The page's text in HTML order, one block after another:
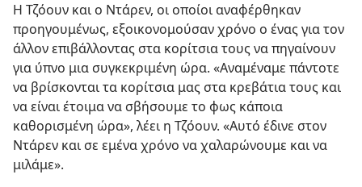
Η Τζόουν και ο Ντάρεν, οι οποίοι αναφέρθηκαν
προηγουμένως, εξοικονομούσαν χρόνο ο ένας για τον
άλλον επιβάλλοντας στα κορίτσια τους να πηγαίνουν
για ύπνο μια συγκεκριμένη ώρα. «Αναμέναμε πάντοτε
να βρίσκονται τα κορίτσια μας στα κρεβάτια τους και
να είναι έτοιμα να σβήσουμε το φως κάποια
καθορισμένη ώρα», λέει η Τζόουν. «Αυτό έδινε στον
Ντάρεν και σε εμένα χρόνο να χαλαρώνουμε και να
μιλάμε».